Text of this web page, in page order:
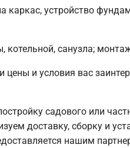
каркас, устройство
котельной, санузла;
и условия вас
садового или
доставку, сборку и
нашим